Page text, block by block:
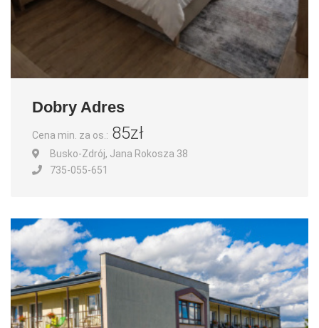
Dobry Adres
Cena min. za os.: 85zł
Busko-Zdrój, Jana Rokosza 38
735-055-651